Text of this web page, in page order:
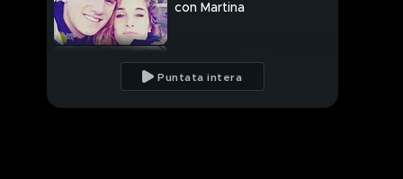
con Martina
parole di Martina
Puntata intera